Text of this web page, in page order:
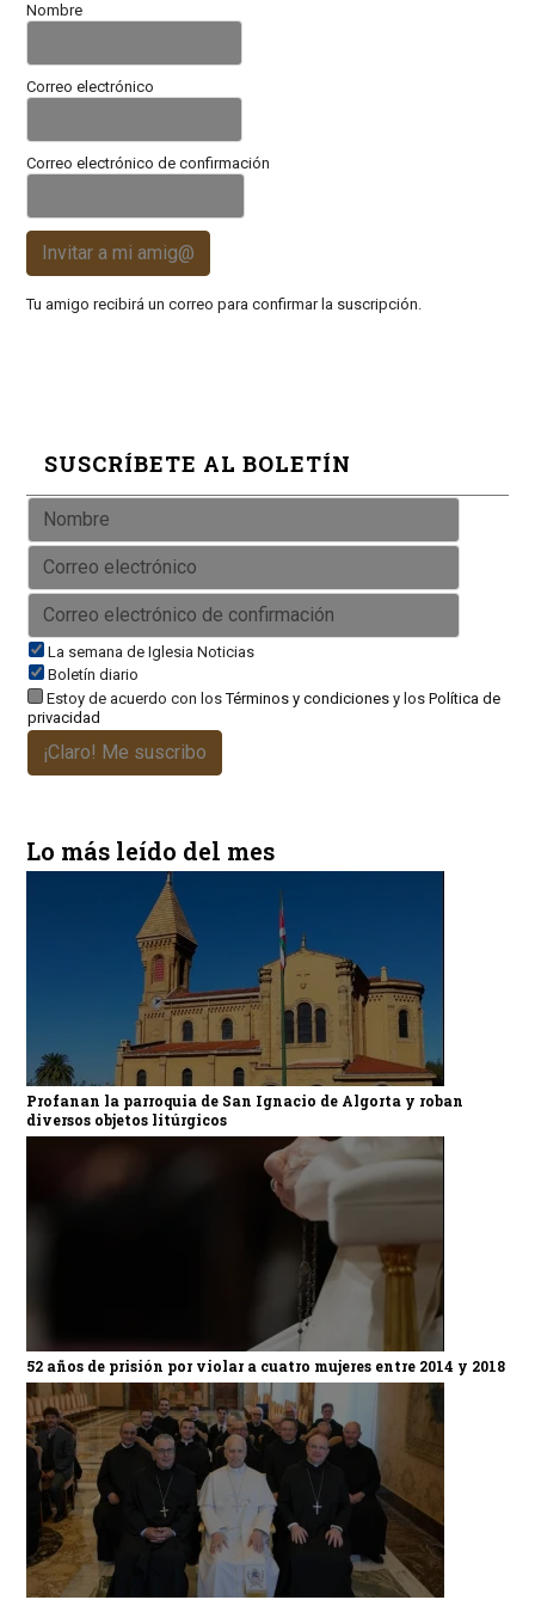
Nombre
Correo electrónico
Correo electrónico de confirmación
Invitar a mi amig@
Tu amigo recibirá un correo para confirmar la suscripción.
SUSCRÍBETE AL BOLETÍN
La semana de Iglesia Noticias
Boletín diario
Estoy de acuerdo con losTérminos y condicionesy los Política de
privacidad
¡Claro! Me suscribo
Lo más leído del mes
Profanan la parroquia de San Ignacio de Algorta y roban
diversos objetos litúrgicos
52 años de prisión por violar a cuatro mujeres entre 2014 y 2018